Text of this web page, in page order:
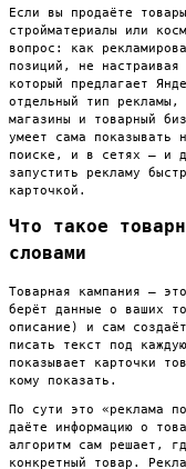
Если вы продаёте
стройматериалы или
вопрос: как
позиций, не
который предлагает
отдельный тип рекламы,
магазины и товарный
умеет сама показывать
поиске, и в сетях — и
запустить рекламу
карточкой.
Что такое
словами
Товарная кампания —
берёт данные о ваших
описание) и сам
писать текст под
показывает карточки
кому показать.
По сути это «реклама
даёте информацию о
алгоритм сам решает,
конкретный товар.